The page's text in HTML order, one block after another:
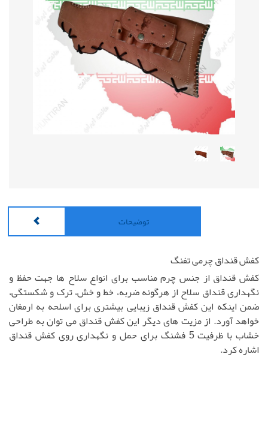
توضیحات
کفش قنداق چرمی تفنگ
کفش قنداق از جنس چرم مناسب برای انواع سلاح ها جهت حفظ و
نگهداری قنداق سلاح از هرگونه ضربه، خط و خش، ترک و شکستگی،
ضمن اینکه این کفش قنداق زیبایی بیشتری برای اسلحه به ارمغان
خواهد آورد. از مزیت های دیگر این کفش قنداق می توان به طراحی
خشاب با ظرفیت 5 فشنگ برای حمل و نگهداری روی کفش قنداق
اشاره کرد.